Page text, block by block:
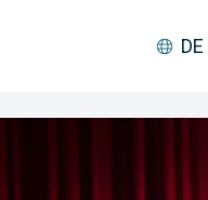
DE